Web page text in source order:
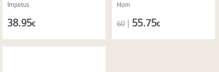
Impetus
38.95€
Hom
60 55.75€